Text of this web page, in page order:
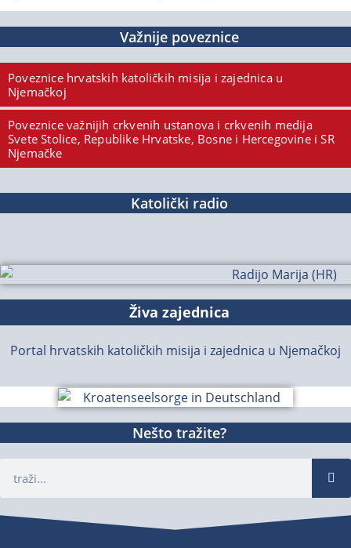
Važnije poveznice
Poveznice hrvatskih katoličkih misija i zajednica u
Njemačkoj
Poveznice važnijih crkvenih ustanova i crkvenih medija
Svete Stolice, Republike Hrvatske, Bosne i Hercegovine i SR
Njemačke
Katolički radio
Živa zajednica
Portal hrvatskih katoličkih misija i zajednica u Njemačkoj
Nešto tražite?